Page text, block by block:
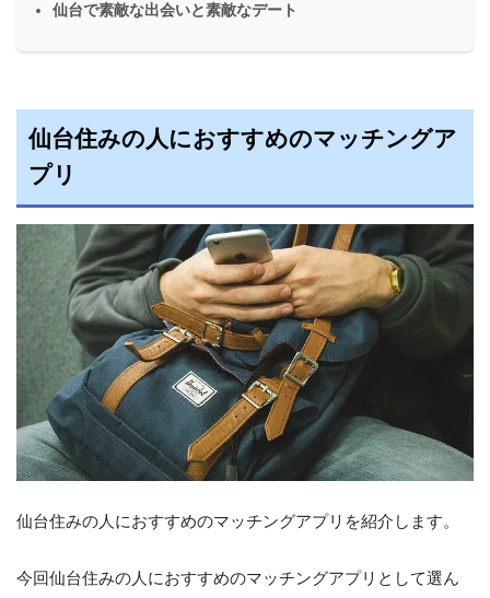
仙台で素敵な出会いと素敵なデート
仙台住みの人におすすめのマッチングア
プリ
仙台住みの人におすすめのマッチングアプリを紹介します。
今回仙台住みの人におすすめのマッチングアプリとして選ん